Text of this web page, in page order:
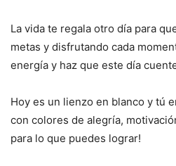
La vida te regala otro día para
metas y disfrutando cada
energía y haz que este día
Hoy es un lienzo en blanco y tú
con colores de alegría,
para lo que puedes lograr!